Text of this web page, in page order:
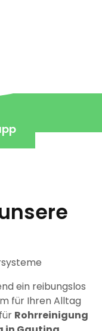
ein reibungslos
für Ihren Alltag
Rohrreinigung